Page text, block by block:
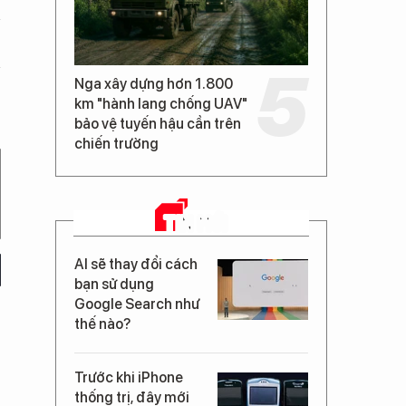
Nga xây dựng hơn 1.800
km "hành lang chống UAV"
bảo vệ tuyến hậu cần trên
chiến trường
TIN MỚI
AI sẽ thay đổi cách
bạn sử dụng
Google Search như
thế nào?
Trước khi iPhone
thống trị, đây mới